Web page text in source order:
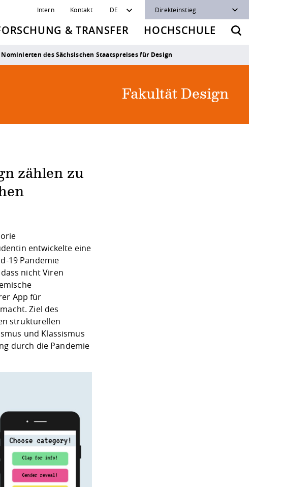
Intern Kontakt DE Direkteinstieg
& TRANSFER HOCHSCHULE
des Sächsischen Staatspreises für Design
Fakultät Design
zählen zu
entwickelte eine
19 Pandemie
nicht Viren
App für
Ziel des
strukturellen
und Klassismus
durch die Pandemie